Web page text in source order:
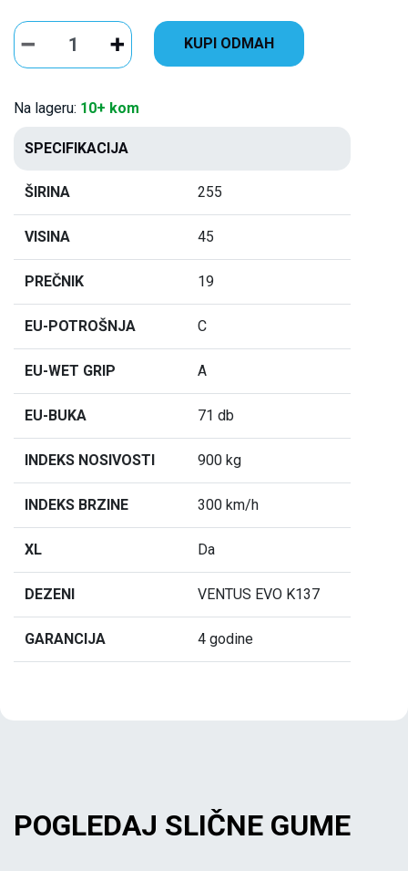
KUPI ODMAH
Na lageru: 10+ kom
SPECIFIKACIJA
ŠIRINA 255
VISINA 45
PREČNIK 19
EU-POTROŠNJA C
EU-WET GRIP A
EU-BUKA 71 db
INDEKS NOSIVOSTI 900 kg
INDEKS BRZINE 300 km/h
XL Da
DEZENI VENTUS EVO K137
GARANCIJA 4 godine
POGLEDAJ SLIČNE GUME